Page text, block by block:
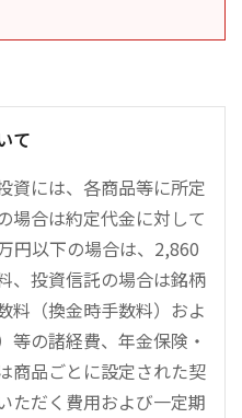
て
資には、各商品等に所定
場合は約定代金に対して
円以下の場合は、2,860
、投資信託の場合は銘柄
料（換金時手数料）およ
等の諸経費、年金保険・
商品ごとに設定された契
ただく費用および一定期